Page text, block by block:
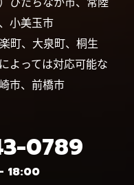
小美玉市
町、大泉町、桐生
よっては対応可能な
市、前橋市
0789
18:00